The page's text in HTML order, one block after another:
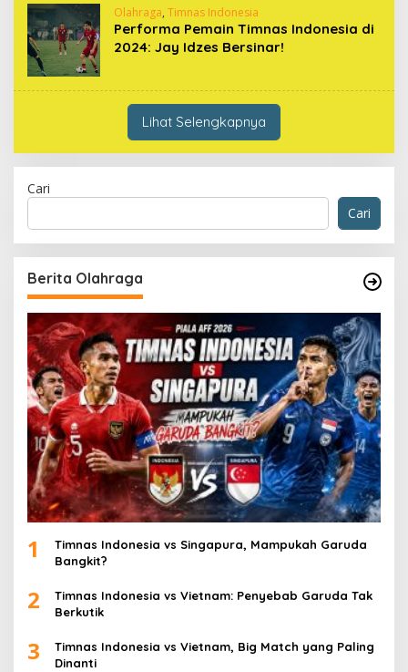
Olahraga, Timnas Indonesia
Performa Pemain Timnas Indonesia di
2024: Jay Idzes Bersinar!
Lihat Selengkapnya
Cari
Cari
Berita Olahraga
1
Timnas Indonesia vs Singapura, Mampukah Garuda
Bangkit?
2
Timnas Indonesia vs Vietnam: Penyebab Garuda Tak
Berkutik
3
Timnas Indonesia vs Vietnam, Big Match yang Paling
Dinanti